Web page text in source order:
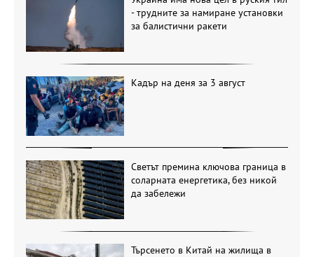
- трудните за намиране установки
за балистични ракети
Кадър на деня за 3 август
Светът премина ключова граница в
соларната енергетика, без никой
да забележи
Търсенето в Китай на жилища в